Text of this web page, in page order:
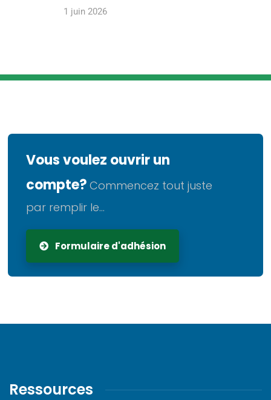
1 juin 2026
Vous voulez ouvrir un
compte? Commencez tout juste
par remplir le...
Formulaire d'adhésion
Ressources